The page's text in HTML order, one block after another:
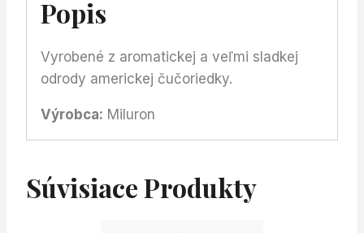
Popis
Vyrobené z aromatickej a veľmi sladkej
odrody americkej čučoriedky.
Výrobca: Miluron
Súvisiace Produkty